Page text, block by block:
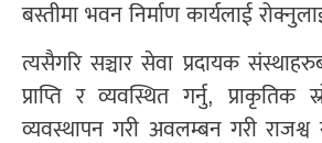
बस्तीमा भवन निर्माण कार्यलाई
त्यसैगरि सञ्चार सेवा प्रदायक
प्राप्ति र व्यवस्थित गर्नु, प्राकृतिक
व्यवस्थापन गरी अवलम्बन गरी